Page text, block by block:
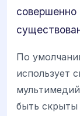
По
использует
быть скрыты